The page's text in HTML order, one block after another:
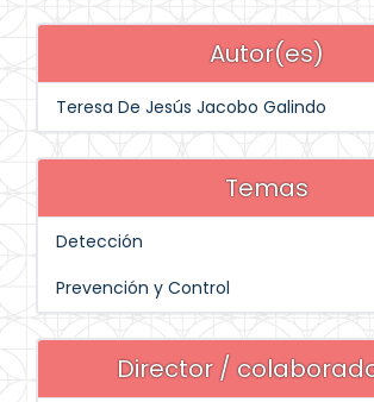
Autor(es)
Teresa De Jesús Jacobo Galindo
Temas
Detección
Prevención y Control
Director /